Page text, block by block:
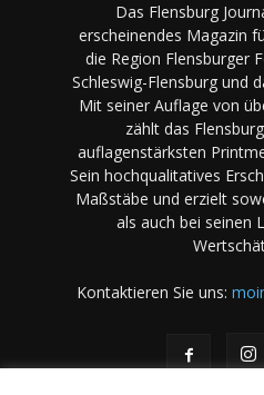
Das Flensburg
erscheinendes Magazin
die Region Flensburger
Schleswig-Flensburg und
Mit seiner Auflage von
zählt das
auflagenstärksten
Sein hochqualitatives
Maßstäbe und erzielt
als auch bei seinen
Kontaktieren Sie uns: